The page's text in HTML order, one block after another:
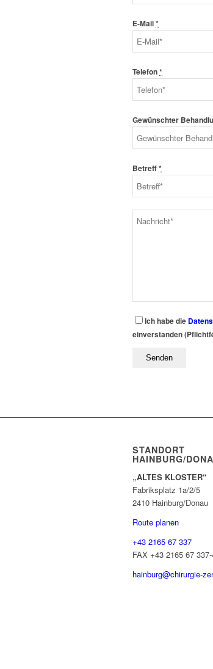
E-Mail*
Telefon*
Gewünschter
Betreff*
Ich habe die
einverstanden
HAINBURG/
„ALTES KLOSTER“
Fabriksplatz 1a/2/5
2410 Hainburg/Donau
Route planen
+43 2165 67 337
FAX +43 2165 67
hainburg@chirurgie-